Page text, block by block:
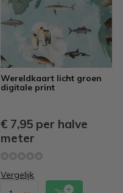
Wereldkaart licht groen
digitale print
€ 7,95 per halve
meter
Vergelijk